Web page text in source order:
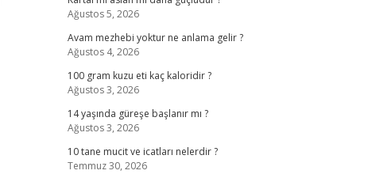
Ağustos 5, 2026
Avam mezhebi yoktur ne anlama gelir ?
Ağustos 4, 2026
100 gram kuzu eti kaç kaloridir ?
Ağustos 3, 2026
14 yaşında güreşe başlanır mı ?
Ağustos 3, 2026
10 tane mucit ve icatları nelerdir ?
Temmuz 30, 2026